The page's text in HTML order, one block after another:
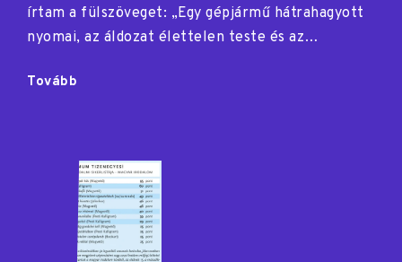
írtam a fülszöveget: „Egy gépjármű hátrahagyott
nyomai, az áldozat élettelen teste és az…
Tovább